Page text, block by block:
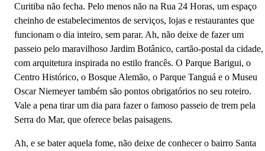
‌Curitiba‌ ‌não‌ ‌fecha.‌ ‌Pelo menos não na‌ ‌Rua‌ ‌24‌ ‌Horas,‌ ‌um‌ ‌espaço‌
‌cheinho‌ ‌de‌ ‌estabelecimentos‌ ‌de‌ ‌serviços,‌ ‌lojas‌ ‌e‌ ‌restaurantes‌ ‌que‌
‌funciona‌m ‌o‌ ‌dia‌ ‌inteiro,‌ ‌sem‌ ‌parar.‌ ‌Ah,‌ ‌não‌ ‌deixe‌ de‌ ‌fazer‌ ‌um‌
‌passeio‌ ‌pelo‌ ‌maravilhoso‌ ‌Jardim‌ ‌Botânico,‌ cartão-postal da cidade,
com arquitetura ‌inspirada no estilo ‌francês.‌ ‌O‌ ‌Parque‌ ‌Barigui,‌ o
Centro Histórico, o Bosque Alemão, ‌o‌ ‌Parque‌ ‌Tanguá‌ ‌e‌ ‌o‌ ‌Museu‌
‌Oscar‌ ‌Niemeyer também‌ ‌são pontos obrigatórios ‌no‌ ‌seu‌ ‌roteiro.
Vale a pena tirar um dia para fazer o famoso passeio de trem pela
Serra do Mar, que oferece belas paisagens.
Ah, e se bater aquela fome, não deixe de conhecer o bairro Santa